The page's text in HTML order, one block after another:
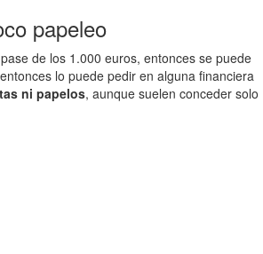
papeleo
de los 1.000 euros, entonces se puede
lo puede pedir en alguna financiera
ni papelos, aunque suelen conceder solo